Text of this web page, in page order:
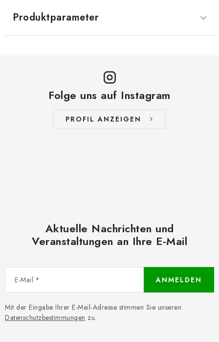
Produktparameter
Folge uns auf Instagram
PROFIL ANZEIGEN
Aktuelle Nachrichten und
Veranstaltungen an Ihre E-Mail
E-Mail
Mit der Eingabe Ihrer E-Mail-Adresse stimmen Sie unseren
Datenschutzbestimmungen zu.
ANMELDEN